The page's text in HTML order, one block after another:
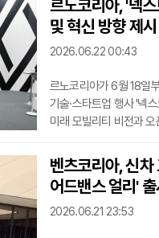
마련됐다. 행사 대상은
전용 타이어 브랜드 '아
타이어 브랜드 '다이나프
르노코리아, '넥
및 혁신 방향 제시
2026.06.22 00:43
르노코리아가 6월 18일
기술·스타트업 행사 '넥
미래 모빌리티 비전과
제시'모빌리티 심포니
모빌리티 기술과 SDV
(Orchestrator)' 베타버
오케스트레이터'는 차량
벤츠코리아, 신
어드밴스 얼리'
2026.06.21 23:53